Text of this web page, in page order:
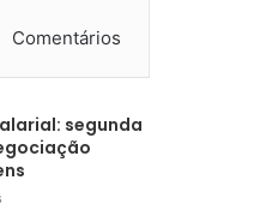
Comentários
segunda